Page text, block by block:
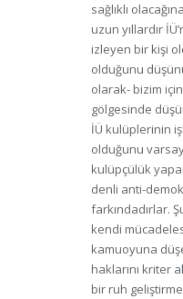
sağlıklı
uzun yıllardır
izleyen bir kişi
olduğunu
olarak- bizim
gölgesinde
İÜ kulüplerinin
olduğunu
kulüpçülük
denli anti-
farkındadırlar.
kendi
kamuoyuna
haklarını kriter
bir ruh